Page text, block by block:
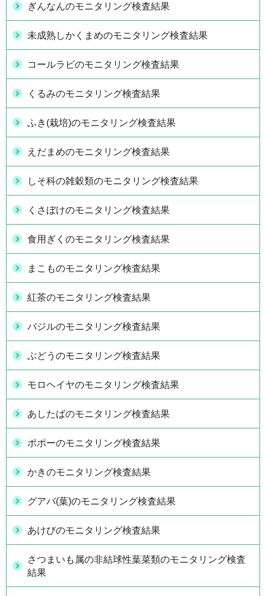
ぎんなんのモニタリング検査結果
未成熟しかくまめのモニタリング検査結果
コールラビのモニタリング検査結果
くるみのモニタリング検査結果
ふき(栽培)のモニタリング検査結果
えだまめのモニタリング検査結果
しそ科の雑穀類のモニタリング検査結果
くさぼけのモニタリング検査結果
食用ぎくのモニタリング検査結果
まこものモニタリング検査結果
紅茶のモニタリング検査結果
バジルのモニタリング検査結果
ぶどうのモニタリング検査結果
モロヘイヤのモニタリング検査結果
あしたばのモニタリング検査結果
ポポーのモニタリング検査結果
かきのモニタリング検査結果
グアバ(葉)のモニタリング検査結果
あけびのモニタリング検査結果
さつまいも属の非結球性葉菜類のモニタリング検査
結果